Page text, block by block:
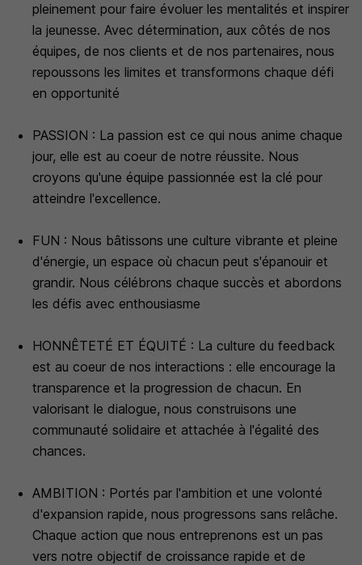
pleinement pour faire évoluer les mentalités et inspirer
la jeunesse. Avec détermination, aux côtés de nos
équipes, de nos clients et de nos partenaires, nous
repoussons les limites et transformons chaque défi
en opportunité
PASSION : La passion est ce qui nous anime chaque
jour, elle est au coeur de notre réussite. Nous
croyons qu'une équipe passionnée est la clé pour
atteindre l'excellence.
FUN : Nous bâtissons une culture vibrante et pleine
d'énergie, un espace où chacun peut s'épanouir et
grandir. Nous célébrons chaque succès et abordons
les défis avec enthousiasme
HONNÊTETÉ ET ÉQUITÉ : La culture du feedback
est au coeur de nos interactions : elle encourage la
transparence et la progression de chacun. En
valorisant le dialogue, nous construisons une
communauté solidaire et attachée à l'égalité des
chances.
AMBITION : Portés par l'ambition et une volonté
d'expansion rapide, nous progressons sans relâche.
Chaque action que nous entreprenons est un pas
vers notre objectif de croissance rapide et de